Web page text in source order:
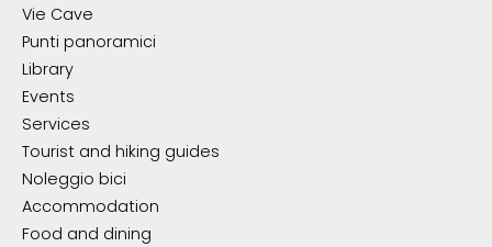
Vie Cave
Punti panoramici
Library
Events
Services
Tourist and hiking guides
Noleggio bici
Accommodation
Food and dining